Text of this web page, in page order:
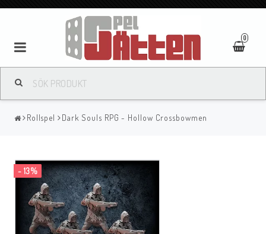
0
Rollspel Dark Souls RPG - Hollow Crossbowmen
- 13%